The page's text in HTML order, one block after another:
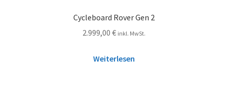
Cycleboard Rover Gen 2
2.999,00 € inkl. MwSt.
Weiterlesen